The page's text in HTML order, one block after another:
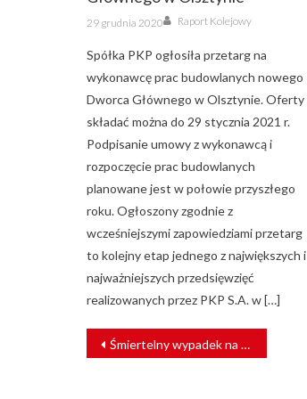
Posted
on
29 grudnia 2020 Author
Raport Kolejowy
Spółka PKP ogłosiła przetarg na
wykonawcę prac budowlanych nowego
Dworca Głównego w Olsztynie. Oferty
składać można do 29 stycznia 2021 r.
Podpisanie umowy z wykonawcą i
rozpoczęcie prac budowlanych
planowane jest w połowie przyszłego
roku. Ogłoszony zgodnie z
wcześniejszymi zapowiedziami przetarg
to kolejny etap jednego z największych i
najważniejszych przedsięwzięć
realizowanych przez PKP S.A. w […]
NAWIGACJA
WPISU
Śmiertelny wypadek na przejeździe kolejowym w Wejherowie